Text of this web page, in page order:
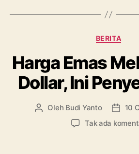
Kategori
BERITA
Harga Emas
Dollar, Ini
Penulis
Oleh Budi Yanto
10
Tak ada